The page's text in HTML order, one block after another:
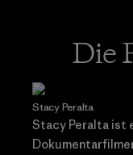
Die
Stacy Peralta
Stacy Peralta ist